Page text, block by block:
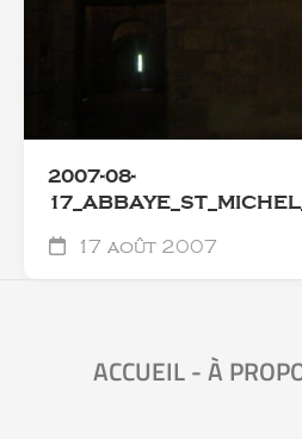
2007-08-
17 août 2007
ACCUEIL-À